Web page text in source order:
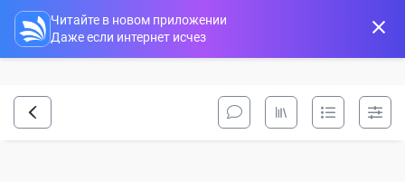
Читайте в новом приложении
Даже если интернет исчез